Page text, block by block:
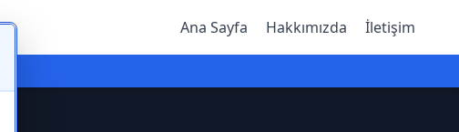
Ana Sayfa Hakkımızda İletişim